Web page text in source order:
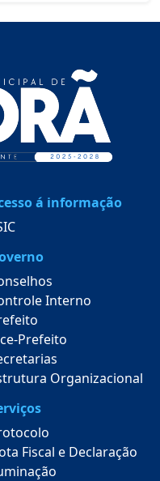
á informação
Interno
Prefeito
Organizacional
Fiscal e Declaração